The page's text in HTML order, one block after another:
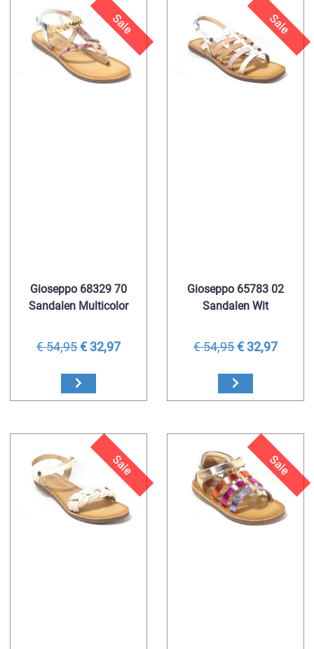
Sale
Gioseppo 68329 70
Sandalen Multicolor
€ 54,95€ 32,97
Sale
Gioseppo 65783 02
Sandalen Wit
€ 54,95€ 32,97
Sale Sale